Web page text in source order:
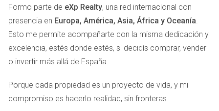
propiedad.
Caso de estudio 3: Herencia y donación
Roberto heredó un inmueble y decidió venderlo. A pesar de
que no había pagado nada por la propiedad, tuvo que
Además, cuando vendió el inmueble, se le aplicó el IRPF
sobre la ganancia patrimonial. Es fundamental entender
Formo parte de eXp Realty, una red internacional con
presencia en Europa, América, Asia, África y Oceanía.
Esto me permite acompañarte con la misma dedicación y
excelencia, estés donde estés, si decidís comprar, vender
o invertir más allá de España.
Porque cada propiedad es un proyecto de vida, y mi
compromiso es hacerlo realidad, sin fronteras.